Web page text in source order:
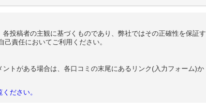
投稿者の主観に基づくものであり、弊社ではその正確性を保証す
責任においてご利用ください。
トがある場合は、各口コミの末尾にあるリンク(入力フォーム)か
ださい。